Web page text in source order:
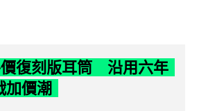
復刻版耳筒 沿用六年
加價潮